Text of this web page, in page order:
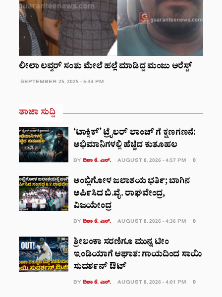
ಲೀಲಾ ಲವ್ವರ್‌ ಸಂತು ಮೇಲೆ ಹಲ್ಲೆ ಮಾಡಿದ್ದ ಮಂಜು ಅರೆಸ್ಟ್‌
SEPTEMBER 25, 2025 - 5:34 PM
ತಾಜಾ ಸುದ್ದಿ
‘ಟಾಕ್ಸಿಕ್’ ಟ್ರೈಲರ್‌ ಲಾಂಚ್ ಗೆ ಕ್ಷಣಗಣನೆ:
ಅಭಿಮಾನಿಗಳಲ್ಲಿ ಹೆಚ್ಚಿದ ಕುತೂಹಲ
BY ದಿಶಾ ಕೆ. ಎಸ್. AUGUST 8, 2026 - 4:57 PM 0
ಅಂಬ್ಲಿಗೋಳ ಜಲಾಶಯ ಭರ್ತಿ; ಬಾಗಿನ
ಅರ್ಪಿಸಿದ ಬಿ.ವೈ. ರಾಘವೇಂದ್ರ,
ವಿಜಯೇಂದ್ರ
BY ದಿಶಾ ಕೆ. ಎಸ್. AUGUST 8, 2026 - 4:36 PM 0
ಶ್ರೀಲಂಕಾ ಸರಣಿಗೂ ಮುನ್ನ ಟೀಂ
ಇಂಡಿಯಾಗೆ ಆಘಾತ: ಗಾಯದಿಂದ ಸಾಯಿ
ಸುದರ್ಶನ್ ಔಟ್
BY ದಿಶಾ ಕೆ. ಎಸ್. AUGUST 8, 2026 - 4:01 PM 0